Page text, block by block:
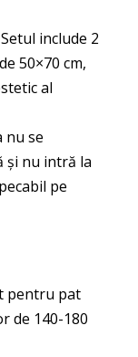
include 2
50×70 cm,
al
nu se
și nu intră la
pe
pentru pat
de 140-180